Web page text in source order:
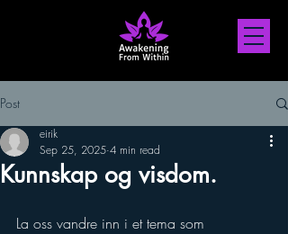
Post
Kunnskap og visdom.
eirik
Sep 25, 2025 4 min read
La oss vandre inn i et tema som